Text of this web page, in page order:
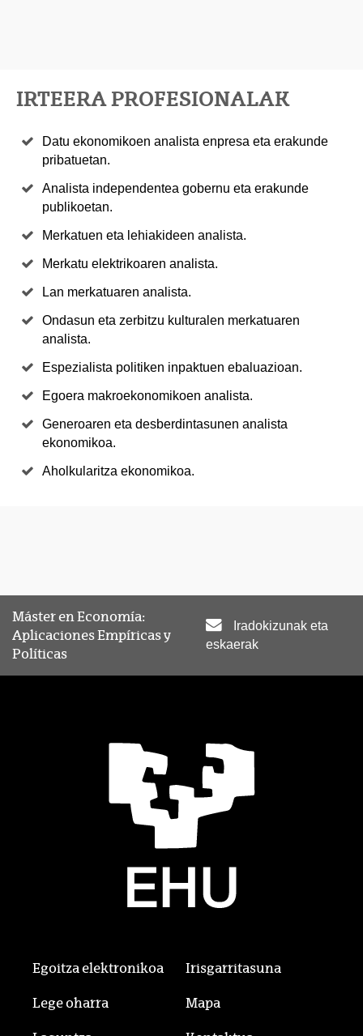
IRTEERA PROFESIONALAK
Datu ekonomikoen analista enpresa eta erakunde
pribatuetan.
Analista independentea gobernu eta erakunde
publikoetan.
Merkatuen eta lehiakideen analista.
Merkatu elektrikoaren analista.
Lan merkatuaren analista.
Ondasun eta zerbitzu kulturalen merkatuaren
analista.
Espezialista politiken inpaktuen ebaluazioan.
Egoera makroekonomikoen analista.
Generoaren eta desberdintasunen analista
ekonomikoa.
Aholkularitza ekonomikoa.
Máster en Economía:
Aplicaciones Empíricas y
Políticas
Iradokizunak eta
eskaerak
Egoitza elektronikoa Irisgarritasuna
Lege oharra Mapa